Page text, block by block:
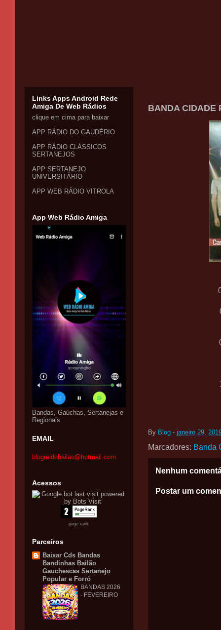
BANDA CIDADE
By Blog - janeiro 29,
Marcadores: Banda
Nenhum
Postar um
Links Apps Android Rede
Amiga De Web Rádios
clique em cima para baixar
APP RÁDIO DO GAUDÉRIO
APP RÁDIO CLÁSSICOS
SERTANEJOS
APP SERTANEJO
UNIVERSITÁRIO
APP WEB RÁDIO VITROLA
App Web Rádio Amiga
Bandas, Gaúchas, Sertanejas e
Regionais
EMAIL
blogreidobailao@hotmail.com
Acessos
page rank
Parceiros
Baixar Cds Bandas
Bandinhas Bailão
Gauchescas Sertanejo
Popular e Forró
BANDAS 2026
- FEVEREIRO